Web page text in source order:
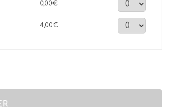
0,00€
4,00€